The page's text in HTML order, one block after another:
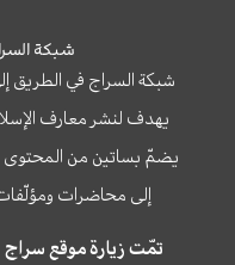
شبكة
شبكة السراج في الطريق
يهدف لنشر معارف
يضمّ بساتين من المحتوى
إلى محاضرات